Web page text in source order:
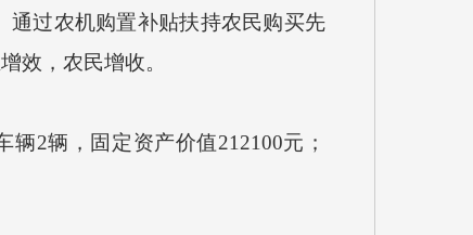
通过农机购置补贴扶持农民购买先
效，农民增收。
辆2辆，固定资产价值212100元；